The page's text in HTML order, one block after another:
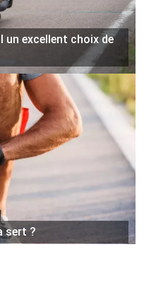
un excellent choix de
sert ?